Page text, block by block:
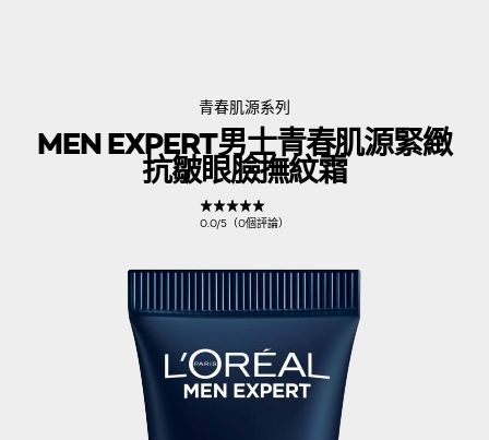
青春肌源系列
MEN EXPERT男士青春肌源緊緻
抗皺眼臉撫紋霜
0.0/5（0個評論）